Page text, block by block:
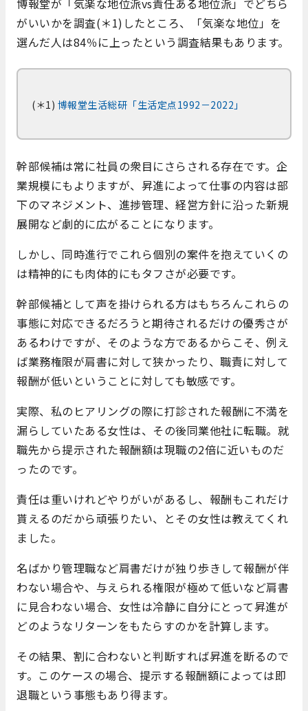
博報堂が「気楽な地位派vs責任ある地位派」でどちら
がいいかを調査(＊1)したところ、「気楽な地位」を
選んだ人は84％に上ったという調査結果もあります。
(＊1) 博報堂生活総研「生活定点1992－2022」
幹部候補は常に社員の衆目にさらされる存在です。企
業規模にもよりますが、昇進によって仕事の内容は部
下のマネジメント、進捗管理、経営方針に沿った新規
展開など劇的に広がることになります。
しかし、同時進行でこれら個別の案件を抱えていくの
は精神的にも肉体的にもタフさが必要です。
幹部候補として声を掛けられる方はもちろんこれらの
事態に対応できるだろうと期待されるだけの優秀さが
あるわけですが、そのような方であるからこそ、例え
ば業務権限が肩書に対して狭かったり、職責に対して
報酬が低いということに対しても敏感です。
実際、私のヒアリングの際に打診された報酬に不満を
漏らしていたある女性は、その後同業他社に転職。就
職先から提示された報酬額は現職の2倍に近いものだ
ったのです。
責任は重いけれどやりがいがあるし、報酬もこれだけ
貰えるのだから頑張りたい、とその女性は教えてくれ
ました。
名ばかり管理職など肩書だけが独り歩きして報酬が伴
わない場合や、与えられる権限が極めて低いなど肩書
に見合わない場合、女性は冷静に自分にとって昇進が
どのようなリターンをもたらすのかを計算します。
その結果、割に合わないと判断すれば昇進を断るので
す。このケースの場合、提示する報酬額によっては即
退職という事態もあり得ます。